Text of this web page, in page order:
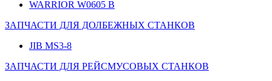
WARRIOR W0605 B
ЗАПЧАСТИ ДЛЯ ДОЛБЕЖНЫХ СТАНКОВ
JIB MS3-8
ЗАПЧАСТИ ДЛЯ РЕЙСМУСОВЫХ СТАНКОВ